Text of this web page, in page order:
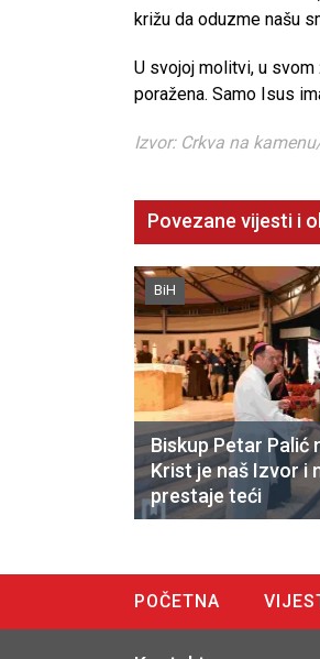
križu da oduzme našu
U svojoj molitvi, u
poražena. Samo Isus
Izvor: Crkva na
Povezane vijesti i
BiH
Biskup Petar Palić
Krist je naš Izvor i
prestaje teći
POČETNA